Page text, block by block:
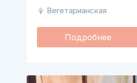
Вегетарианская
Подробнее